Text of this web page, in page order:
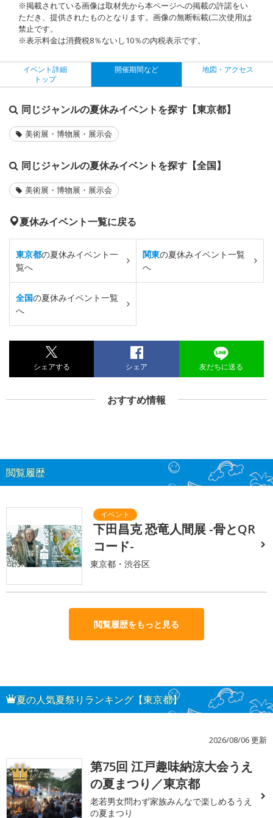
※掲載されている画像は取材先から本ページへの掲載の許諾をい
ただき、提供されたものとなります。画像の無断転載(二次使用)は
禁止です。
※表示料金は消費税8％ないし10％の内税表示です。
イベント詳細
トップ
開催期間など 地図・アクセス
同じジャンルの夏休みイベントを探す【東京都】
美術展・博物展・展示会
同じジャンルの夏休みイベントを探す【全国】
美術展・博物展・展示会
夏休みイベント一覧に戻る
東京都の夏休みイベント一
覧へ
関東の夏休みイベント一覧
へ
全国の夏休みイベント一覧
へ
シェアする シェア 友だちに送る
おすすめ情報
閲覧履歴
下田昌克 恐竜人間展 -骨とQR
コード-
東京都・渋谷区
閲覧履歴をもっと見る
夏の人気夏祭りランキング【東京都】
2026/08/06 更新
1
第75回 江戸趣味納涼大会うえ
の夏まつり／東京都
老若男女問わず家族みんなで楽しめるうえ
の夏まつり